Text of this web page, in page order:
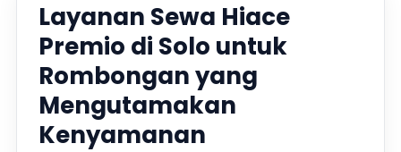
Layanan Sewa Hiace
Premio di Solo untuk
Rombongan yang
Mengutamakan
Kenyamanan